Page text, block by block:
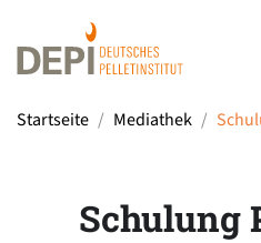
Startseite Mediathek
Schulung